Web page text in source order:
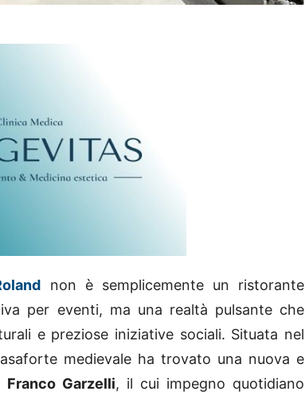
non è semplicemente un ristorante
per eventi, ma una realtà pulsante che
e preziose iniziative sociali. Situata nel
medievale ha trovato una nuova e
Franco Garzelli, il cui impegno quotidiano